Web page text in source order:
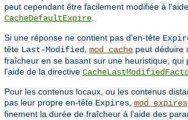
peut cependant être facilement modifiée à
CacheDefaultExpire
Si une réponse ne contient pas d'en-tête
tête Last-Modified mod_cache peut déduire
fraîcheur en se basant sur une heuristique, qui
l'aide de la directive
Pour les contenus locaux, ou les contenus
pas leur propre en-tête Expires mod_expires
finement la durée de fraîcheur à l'aide des